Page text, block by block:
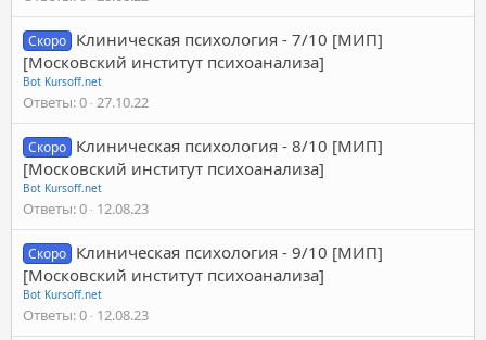
Скоро Клиническая психология - 7/10 [МИП]
[Московский институт психоанализа]
Bot Kursoff.net
Ответы 0 27.10.22
Скоро Клиническая психология - 8/10 [МИП]
[Московский институт психоанализа]
Bot Kursoff.net
Ответы 0 12.08.23
Скоро Клиническая психология - 9/10 [МИП]
[Московский институт психоанализа]
Bot Kursoff.net
Ответы 0 12.08.23